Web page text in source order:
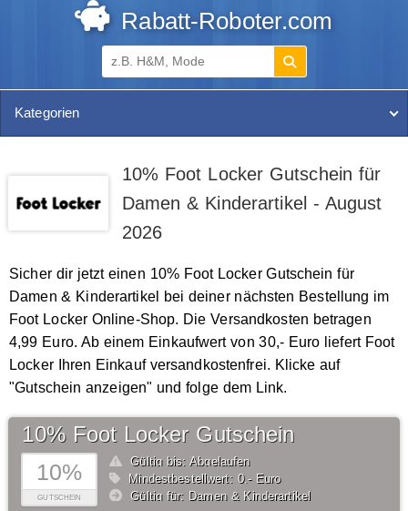
Rabatt-Roboter.com
Kategorien
10% Foot Locker Gutschein für
Damen & Kinderartikel - August
2026
Sicher dir jetzt einen 10% Foot Locker Gutschein für
Damen & Kinderartikel bei deiner nächsten Bestellung im
Foot Locker Online-Shop. Die Versandkosten betragen
4,99 Euro. Ab einem Einkaufwert von 30,- Euro liefert Foot
Locker Ihren Einkauf versandkostenfrei. Klicke auf
"Gutschein anzeigen" und folge dem Link.
10%
GUTSCHEIN
10% Foot Locker Gutschein
Gültig bis: Abgelaufen
Mindestbestellwert: 0,- Euro
Gültig für: Damen & Kinderartikel